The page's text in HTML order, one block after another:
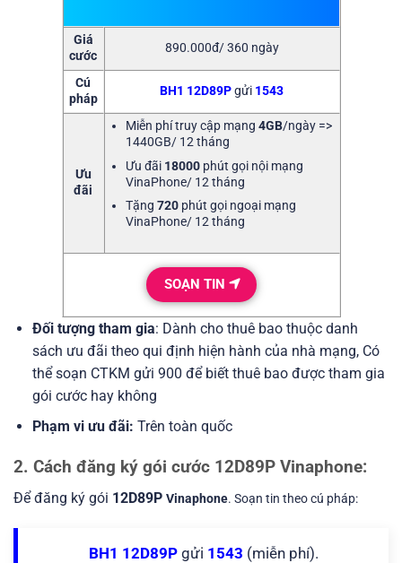
Giá
cước
890.000đ/ 360 ngày
Cú
pháp
BH1 12D89Pgửi 1543
Ưu
đãi
Miễn phí truy cập mạng4GB/ngày =>
1440GB/ 12 tháng
Ưu đãi 18000 phút gọi nội mạng
VinaPhone/ 12 tháng
Tặng720 phút gọi ngoại mạng
VinaPhone/ 12 tháng
SOẠN TIN
Đối tượng tham gia: Dành cho thuê bao thuộc danh
sách ưu đãi theo qui định hiện hành của nhà mạng, Có
thể soạn CTKM gửi 900 để biết thuê bao được tham gia
gói cước hay không
Phạm vi ưu đãi: Trên toàn quốc
2. Cách đăng ký gói cước 12D89P Vinaphone:
Để đăng ký gói 12D89P Vinaphone. Soạn tin theo cú pháp:
BH1 12D89P gửi 1543 (miễn phí).